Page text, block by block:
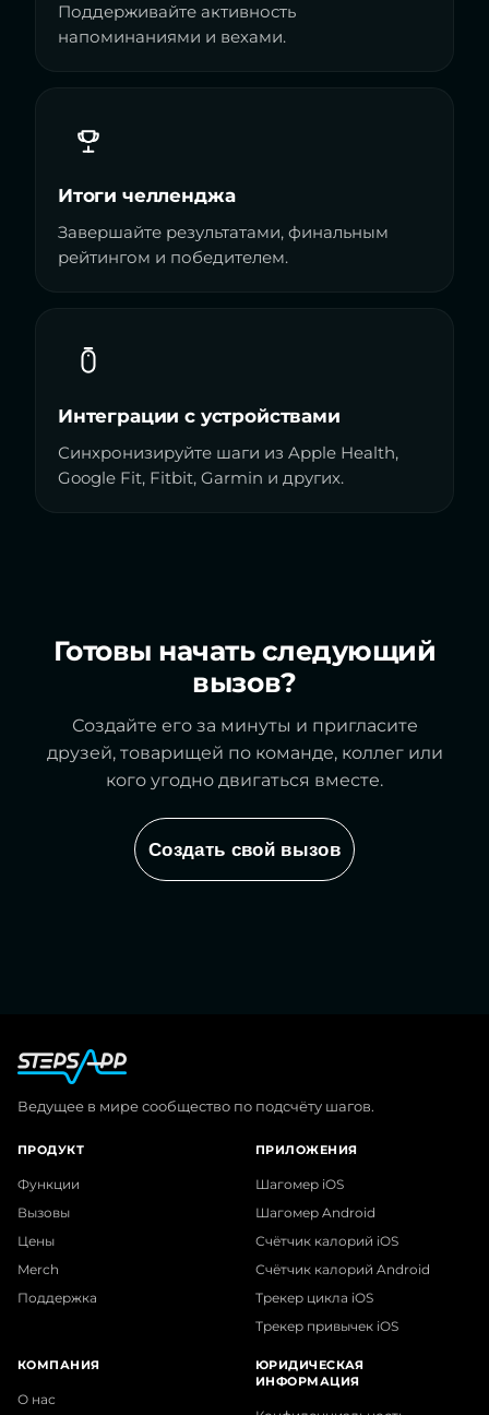
Поддерживайте активность
напоминаниями и вехами.
Итоги челленджа
Завершайте результатами, финальным
рейтингом и победителем.
Интеграции с устройствами
Синхронизируйте шаги из Apple Health,
Google Fit, Fitbit, Garmin и других.
Готовы начать следующий
вызов?
Создайте его за минуты и пригласите
друзей, товарищей по команде, коллег или
кого угодно двигаться вместе.
Создать свой вызов
Ведущее в мире сообщество по подсчёту шагов.
ПРОДУКТ
Функции
Вызовы
Цены
Merch
Поддержка
ПРИЛОЖЕНИЯ
Шагомер iOS
Шагомер Android
Счётчик калорий iOS
Счётчик калорий Android
Трекер цикла iOS
Трекер привычек iOS
КОМПАНИЯ
О нас
ЮРИДИЧЕСКАЯ
ИНФОРМАЦИЯ